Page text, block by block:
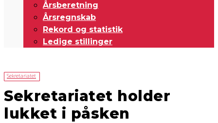
Årsberetning
Årsregnskab
Rekord og statistik
Ledige stillinger
Sekretariatet
Sekretariatet holder
lukket i påsken